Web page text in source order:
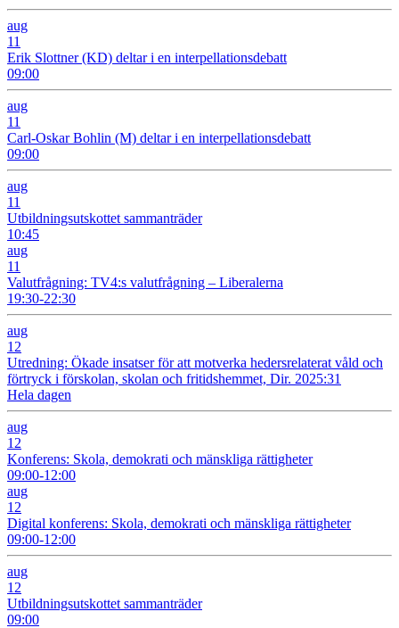
aug
11
Erik Slottner (KD) deltar i en interpellationsdebatt
09:00
aug
11
Carl-Oskar Bohlin (M) deltar i en interpellationsdebatt
09:00
aug
11
Utbildningsutskottet sammanträder
10:45
aug
11
Valutfrågning: TV4:s valutfrågning – Liberalerna
19:30-22:30
aug
12
Utredning: Ökade insatser för att motverka hedersrelaterat våld och
förtryck i förskolan, skolan och fritidshemmet, Dir. 2025:31
Hela dagen
aug
12
Konferens: Skola, demokrati och mänskliga rättigheter
09:00-12:00
aug
12
Digital konferens: Skola, demokrati och mänskliga rättigheter
09:00-12:00
aug
12
Utbildningsutskottet sammanträder
09:00